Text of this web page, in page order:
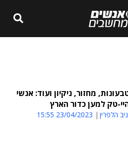
מחזור, ניקיון ועוד: אנשי
טק למען כדור הארץ
הלפרין 23/04/2023 15:55